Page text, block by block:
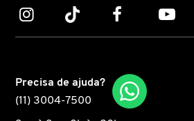
MAC
Precisa de ajuda?
(11) 3004-7500